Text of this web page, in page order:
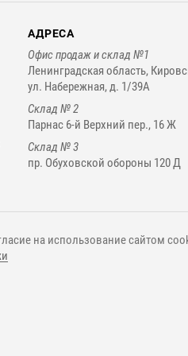
АДРЕСА
Офис продаж и склад №1
Ленинградская область,
ул. Набережная, д. 1/39А
Склад № 2
Парнас 6-й Верхний пер., 16 Ж
Склад № 3
пр. Обуховской обороны 120 Д
на использование сайтом